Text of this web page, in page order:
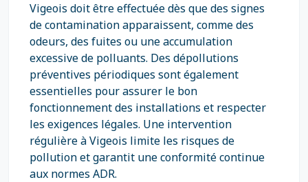
Vigeois doit être effectuée dès que des signes
de contamination apparaissent, comme des
odeurs, des fuites ou une accumulation
excessive de polluants. Des dépollutions
préventives périodiques sont également
essentielles pour assurer le bon
fonctionnement des installations et respecter
les exigences légales. Une intervention
régulière à Vigeois limite les risques de
pollution et garantit une conformité continue
aux normes ADR.